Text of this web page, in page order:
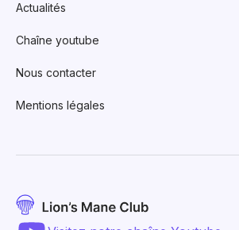
Actualités
Chaîne youtube
Nous contacter
Mentions légales